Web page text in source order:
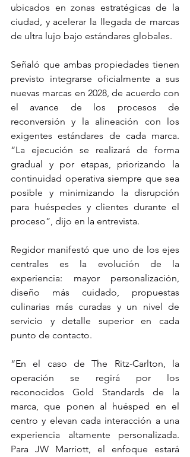
ubicados en zonas estratégicas de la
ciudad, y acelerar la llegada de marcas
de ultra lujo bajo estándares globales.
Señaló que ambas propiedades tienen
previsto integrarse oficialmente a sus
nuevas marcas en 2028, de acuerdo con
el avance de los procesos de
reconversión y la alineación con los
exigentes estándares de cada marca.
“La ejecución se realizará de forma
gradual y por etapas, priorizando la
continuidad operativa siempre que sea
posible y minimizando la disrupción
para huéspedes y clientes durante el
proceso”, dijo en la entrevista.
Regidor manifestó que uno de los ejes
centrales es la evolución de la
experiencia: mayor personalización,
diseño más cuidado, propuestas
culinarias más curadas y un nivel de
servicio y detalle superior en cada
punto de contacto.
“En el caso de The Ritz‑Carlton, la
operación se regirá por los
reconocidos Gold Standards de la
marca, que ponen al huésped en el
centro y elevan cada interacción a una
experiencia altamente personalizada.
Para JW Marriott, el enfoque estará